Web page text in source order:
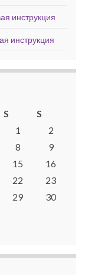
инструкция
инструкция
S
S
1
2
8
9
15
16
22
23
29
30